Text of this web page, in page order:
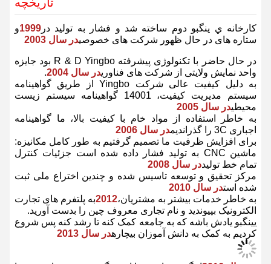
کارخانه ي ينگبو دوم ساخته شد و فشار به تولید در 1999و
ستاره های در حال ظهور شرکت های خصوصیدر سال 2003
در حال حاضر با تکنولوژی پیشرفته R & D Yingbo بود جایزه
واحد نمایش ولایتی از شرکت های فناوریدر سال 2004 .
به دلیل کیفیت عالی شرکت Yingbo از طریق گواهینامه
سیستم مدیریت کیفیت، 14001 گواهینامه سیستم زیست
محیطی در سال 2005
به خاطر استفاده از مواد خام با کیفیت بالا، ما گواهینامه
اجباری 3C را گذراندیم
در سال 2006
برای افزایش ظرفیت ما تصمیم گرفتیم به طور کامل مکانیزه:
ماشین CNC به تولید فشار داده شده است جزئیات کنترل
تمام خط تولیددر سال 2008
مرکز تحقیق و توسعه تاسیس شده و چندین اختراع ملی ثبت
شده است در سال 2010
به خاطر خدمات بیشتر به مشتریان،2012
به پلتفرم های تجارت
الکترونیک بپیوندید و نام تجاری معروف چین را بدست آورید.